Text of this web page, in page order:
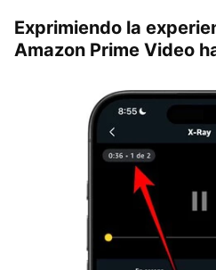
Exprimiendo la
Amazon Prime Video